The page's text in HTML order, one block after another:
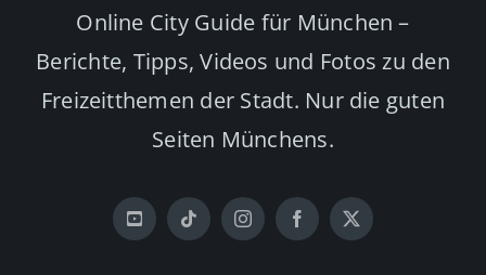
Online City Guide für München –
Berichte, Tipps, Videos und Fotos zu den
Freizeitthemen der Stadt. Nur die guten
Seiten Münchens.